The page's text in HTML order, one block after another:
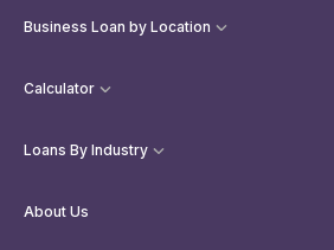
Business Loan by Location
Calculator
Loans By Industry
About Us